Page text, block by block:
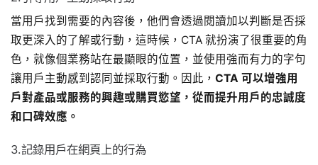
當用戶找到需要的內容後，他們會透過閱讀加以判斷是否採
取更深入的了解或行動，這時候，CTA 就扮演了很重要的角
色，就像個業務站在最顯眼的位置，並使用強而有力的字句
讓用戶主動感到認同並採取行動。因此， CTA 可以增強用
戶對產品或服務的興趣或購買慾望，從而提升用戶的忠誠度
和口碑效應。
3.記錄用戶在網頁上的行為